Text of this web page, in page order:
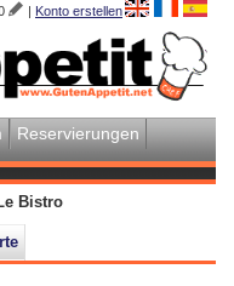
| Konto erstellen
Reservierungen
Bistro